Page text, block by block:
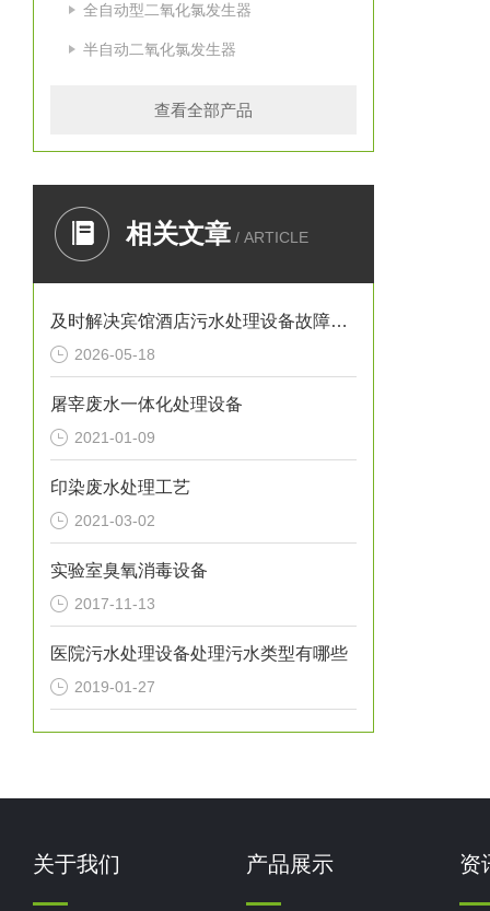
全自动型二氧化氯发生器
半自动二氧化氯发生器
查看全部产品
相关文章 / ARTICLE
及时解决宾馆酒店污水处理设备故障在日常运行中十方重要
2026-05-18
屠宰废水一体化处理设备
2021-01-09
印染废水处理工艺
2021-03-02
实验室臭氧消毒设备
2017-11-13
医院污水处理设备处理污水类型有哪些
2019-01-27
关于我们 产品展示 资